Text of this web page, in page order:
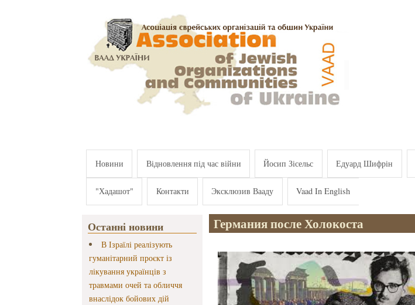
Новини Відновлення під час війни Йосип Зісельс Едуард Шифрін
"Хадашот" Контакти Эксклюзив Вааду Vaad In English
Останні новини
В Ізраїлі реалізують
гуманітарний проєкт із
лікування українців з
травмами очей та обличчя
внаслідок бойових дій
Германия после Холокоста